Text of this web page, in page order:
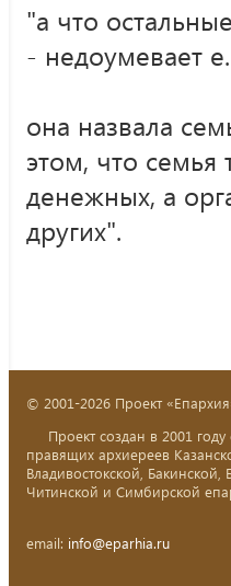
"а что
- недоумевает
она назвала
этом, что
денежных, а
других".
© 2001-2026 Проект
Проект создан в 2001 году
правящих архиереев
Владивостокской, Бакинской,
Читинской и Симбирской
email: info@eparhia.ru